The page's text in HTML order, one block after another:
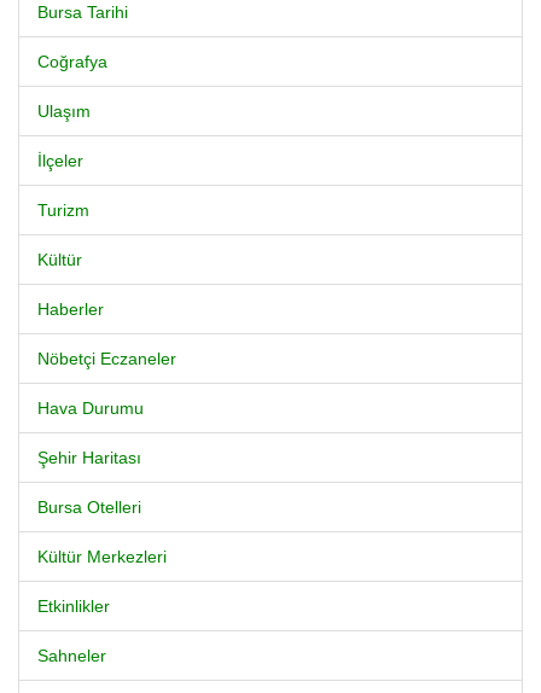
Bursa Tarihi
Coğrafya
Ulaşım
İlçeler
Turizm
Kültür
Haberler
Nöbetçi Eczaneler
Hava Durumu
Şehir Haritası
Bursa Otelleri
Kültür Merkezleri
Etkinlikler
Sahneler